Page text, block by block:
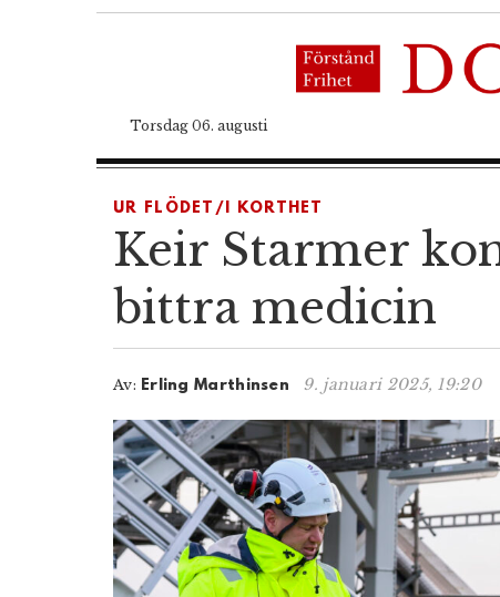
Torsdag 06. augusti
UR FLÖDET/I KORTHET
Keir Starmer
bittra medicin
Av: Erling Marthinsen 9. januari 2025, 19:20